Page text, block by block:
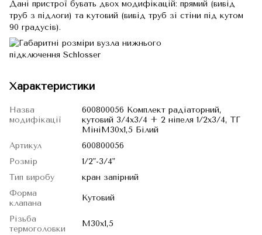
Дані пристрої бувать двох модифікацій: прямий (вивід
труб з підлоги) та кутовий (вивід труб зі стіни під кутом
90 градусів).
Характеристики
Назва
модифікації
600800056 Комплект радіаторний,
кутовий 3/4x3/4 + 2 ніпеля 1/2х3/4, ТГ
МініM30x1,5 Білий
Артикул
600800056
Розмір
1/2"-3/4"
Тип виробу
кран запірний
Форма
клапана
Кутовий
Різьба
термоголовки
М30х1,5